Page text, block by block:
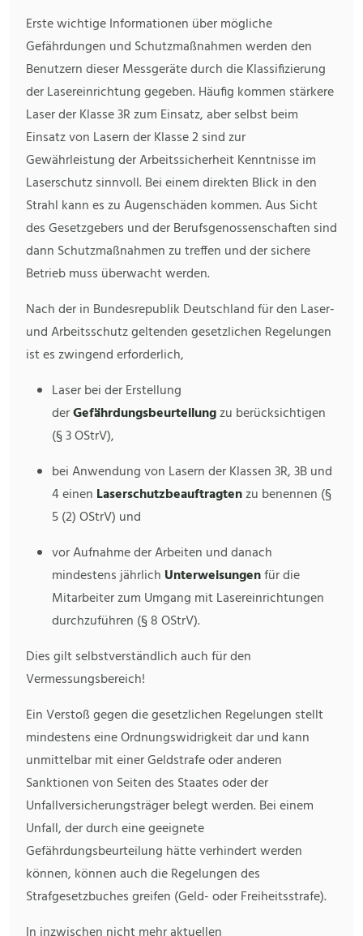
Erste wichtige Informationen über mögliche
Gefährdungen und Schutzmaßnahmen werden den
Benutzern dieser Messgeräte durch die Klassifizierung
der Lasereinrichtung gegeben. Häufig kommen stärkere
Laser der Klasse 3R zum Einsatz, aber selbst beim
Einsatz von Lasern der Klasse 2 sind zur
Gewährleistung der Arbeitssicherheit Kenntnisse im
Laserschutz sinnvoll. Bei einem direkten Blick in den
Strahl kann es zu Augenschäden kommen. Aus Sicht
des Gesetzgebers und der Berufsgenossenschaften sind
dann Schutzmaßnahmen zu treffen und der sichere
Betrieb muss überwacht werden.
Nach der in Bundesrepublik Deutschland für den Laser-
und Arbeitsschutz geltenden gesetzlichen Regelungen
ist es zwingend erforderlich,
Laser bei der Erstellung
derGefährdungsbeurteilungzu berücksichtigen
(§ 3 OStrV),
bei Anwendung von Lasern der Klassen 3R, 3B und
4 einen Laserschutzbeauftragtenzu benennen (§
5 (2) OStrV) und
vor Aufnahme der Arbeiten und danach
mindestens jährlich Unterweisungenfür die
Mitarbeiter zum Umgang mit Lasereinrichtungen
durchzuführen (§ 8 OStrV).
Dies gilt selbstverständlich auch für den
Vermessungsbereich!
Ein Verstoß gegen die gesetzlichen Regelungen stellt
mindestens eine Ordnungswidrigkeit dar und kann
unmittelbar mit einer Geldstrafe oder anderen
Sanktionen von Seiten des Staates oder der
Unfallversicherungsträger belegt werden. Bei einem
Unfall, der durch eine geeignete
Gefährdungsbeurteilung hätte verhindert werden
können, können auch die Regelungen des
Strafgesetzbuches greifen (Geld- oder Freiheitsstrafe).